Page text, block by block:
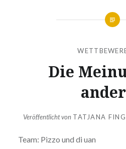
Die
Veröffentlicht von TATJANA
Team: Pizzo und di uan